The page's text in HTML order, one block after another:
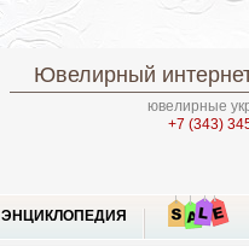
Ювелирный
ювелирные
+7 (343)
ЭНЦИКЛОПЕДИЯ